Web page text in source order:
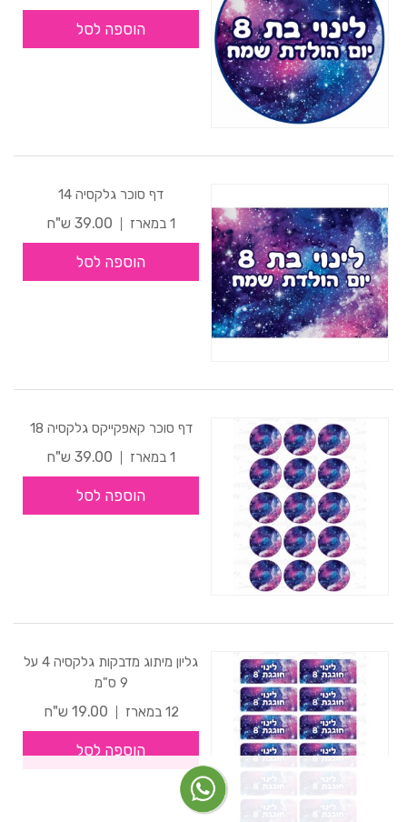
הוספה לסל
דף סוכר גלקסיה 14
1 במארז
39.00 ש"ח
הוספה לסל
דף סוכר קאפקייקס גלקסיה 18
1 במארז
39.00 ש"ח
הוספה לסל
גליון מיתוג מדבקות גלקסיה 4 על
9 ס"מ
12 במארז
19.00 ש"ח
הוספה לסל